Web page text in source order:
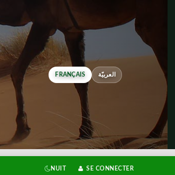
FRANÇAIS العربيّة
NUIT SE CONNECTER